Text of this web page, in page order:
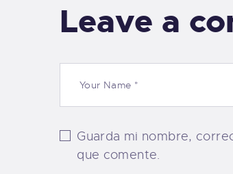
Leave a
Guarda mi nombre,
que comente.